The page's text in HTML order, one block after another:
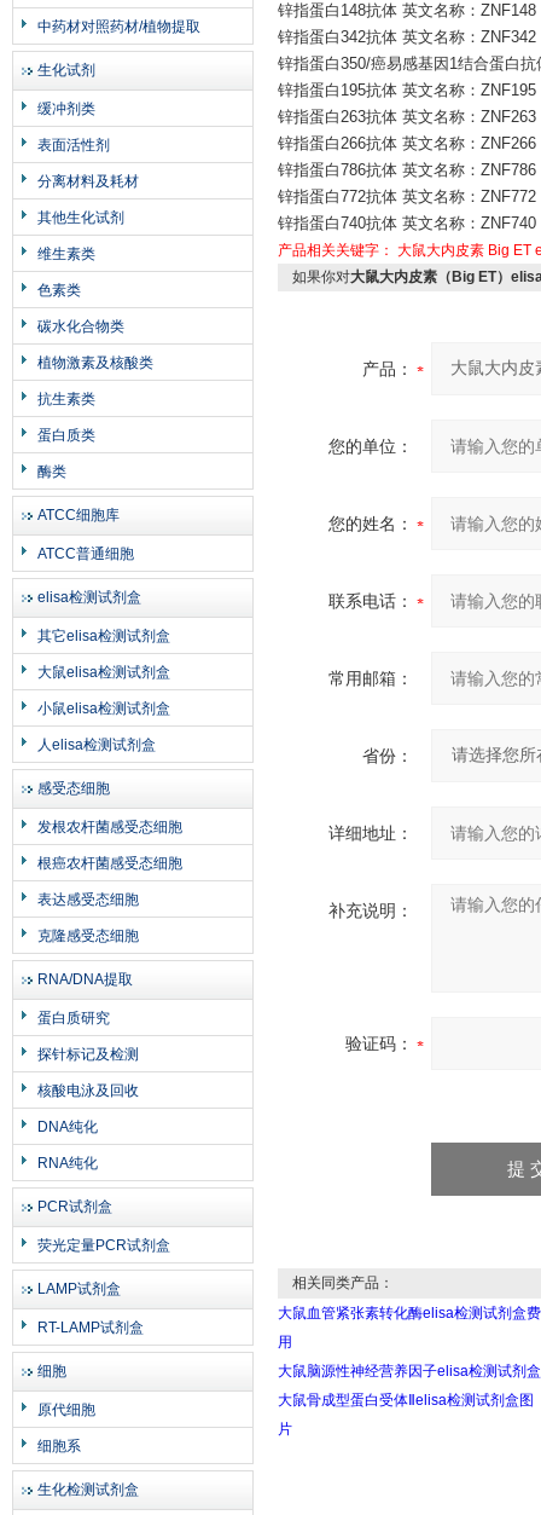
中药材对照药材/植物提取
生化试剂
缓冲剂类
表面活性剂
分离材料及耗材
其他生化试剂
维生素类
色素类
碳水化合物类
植物激素及核酸类
抗生素类
蛋白质类
酶类
ATCC细胞库
ATCC普通细胞
elisa检测试剂盒
其它elisa检测试剂盒
大鼠elisa检测试剂盒
小鼠elisa检测试剂盒
人elisa检测试剂盒
感受态细胞
发根农杆菌感受态细胞
根癌农杆菌感受态细胞
表达感受态细胞
克隆感受态细胞
RNA/DNA提取
蛋白质研究
探针标记及检测
核酸电泳及回收
DNA纯化
RNA纯化
PCR试剂盒
荧光定量PCR试剂盒
LAMP试剂盒
RT-LAMP试剂盒
细胞
原代细胞
细胞系
生化检测试剂盒
锌指蛋白148抗体 英文名称：ZNF148
锌指蛋白342抗体 英文名称：ZNF342
锌指蛋白350/癌易感基因1结合蛋白
锌指蛋白195抗体 英文名称：ZNF195
锌指蛋白263抗体 英文名称：ZNF263
锌指蛋白266抗体 英文名称：ZNF266
锌指蛋白786抗体 英文名称：ZNF786
锌指蛋白772抗体 英文名称：ZNF772
锌指蛋白740抗体 英文名称：ZNF740
产品相关关键字： 大鼠大内皮素 Big ET
如果你对大鼠大内皮素（Big ET）
产品：
您的单位：
您的姓名：
联系电话：
常用邮箱：
省份：
详细地址：
补充说明：
验证码：
相关同类产品：
大鼠血管紧张素转化酶elisa检测试剂盒费
用
大鼠脑源性神经营养因子elisa检测试剂盒
大鼠骨成型蛋白受体Ⅱelisa检测试剂盒图
片